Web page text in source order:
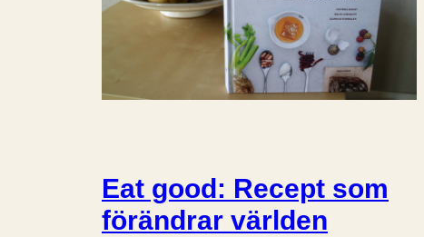
Eat good: Recept som
förändrar världen